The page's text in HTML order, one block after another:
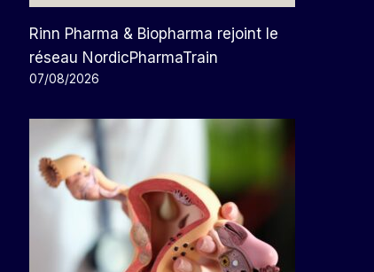
Rinn Pharma & Biopharma rejoint le
réseau NordicPharmaTrain
07/08/2026